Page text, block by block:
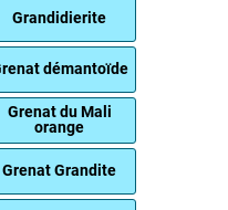
Grandidierite
démantoïde
Grenat du Mali
orange
Grenat Grandite